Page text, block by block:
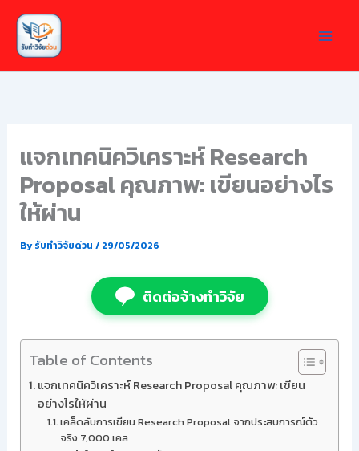
Skip
content
แจกเทคนิควิเคราะห์ Research
Proposal คุณภาพ: เขียนอย่างไร
ให้ผ่าน
Byรับทำวิจัยด่วน / 29/05/2026
ติดต่อจ้างทำวิจัย
Table of Contents
แจกเทคนิควิเคราะห์ Research Proposal คุณภาพ: เขียน
อย่างไรให้ผ่าน
เคล็ดลับการเขียน Research Proposal จากประสบการณ์ตัว
จริง 7,000 เคส